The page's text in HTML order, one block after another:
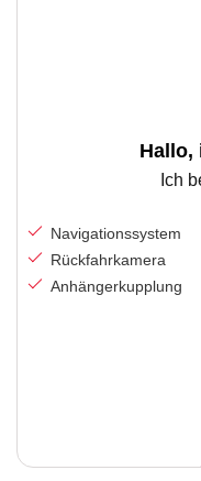
Hallo,
Ich
Navigationssystem
Rückfahrkamera
Anhängerkupplung